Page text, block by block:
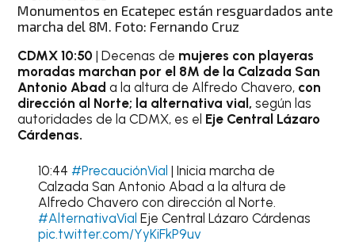
Monumentos en Ecatepec están resguardados ante
marcha del 8M. Foto: Fernando Cruz
CDMX 10:50 | Decenas de mujeres con playeras
moradas marchan por el 8M de la Calzada San
Antonio Abad a la altura de Alfredo Chavero, con
dirección al Norte; la alternativa vial,según las
autoridades de la CDMX, es el Eje Central Lázaro
Cárdenas.
10:44 #PrecauciónVial | Inicia marcha de
Calzada San Antonio Abad a la altura de
Alfredo Chavero con dirección al Norte.
#AlternativaVial Eje Central Lázaro Cárdenas
pic.twitter.com/YyKiFkP9uv